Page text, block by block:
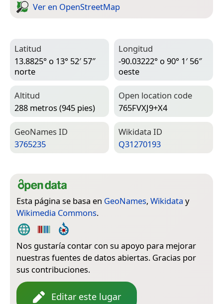
Ver en Open­Street­Map
Latitud
13.8825° o 13° 52′ 57″
norte
Longitud
-90.03222° o 90° 1′ 56″
oeste
Altitud
288 metros (945 pies)
Open location code
765FVXJ9+X4
Geo­Names ID
3765235
Wiki­data ID
Q31270193
Esta página se basa en GeoNames, Wikidata y
Wikimedia Commons.
Nos gustaría contar con su apoyo para mejorar
nuestras fuentes de datos abiertas. Gracias por
sus contribuciones.
Editar este lugar